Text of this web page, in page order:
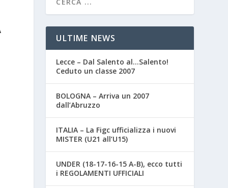
ULTIME NEWS
Lecce – Dal Salento al…Salento!
Ceduto un classe 2007
BOLOGNA – Arriva un 2007
dall’Abruzzo
ITALIA – La Figc ufficializza i nuovi
MISTER (U21 all’U15)
UNDER (18-17-16-15 A-B), ecco tutti
i REGOLAMENTI UFFICIALI